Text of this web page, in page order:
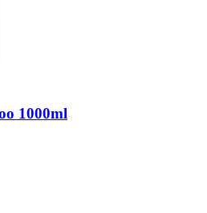
1000ml